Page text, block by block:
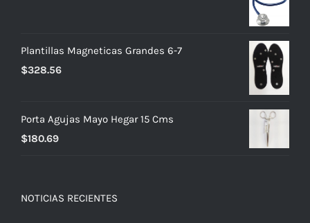
era:
es:
Plantillas Magneticas Grandes 6-7
$328.56
Porta Agujas Mayo Hegar 15 Cms
$180.69
NOTICIAS RECIENTES